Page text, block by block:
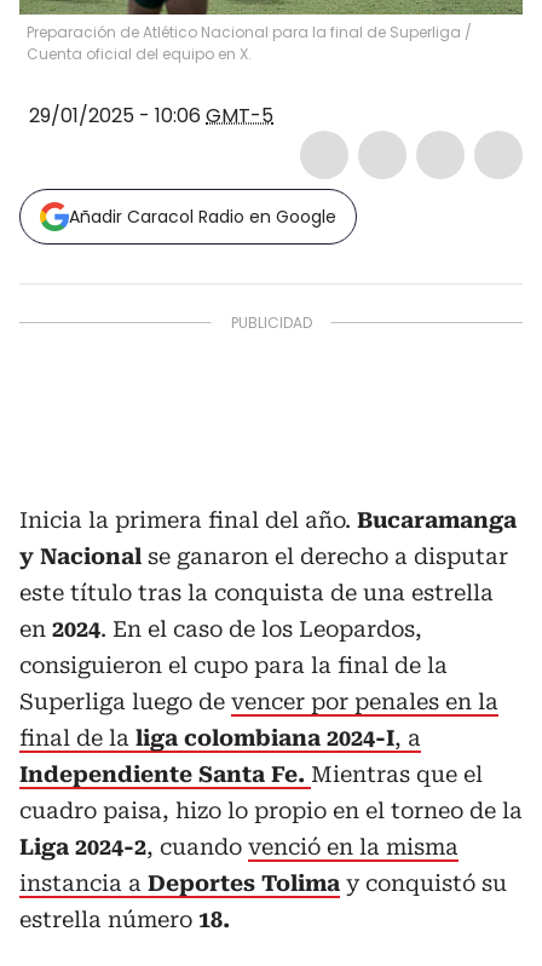
Preparación de Atlético Nacional para la final de Superliga /
Cuenta oficial del equipo en X.
29/01/2025 - 10:06 GMT-5
Añadir Caracol Radio en Google
Inicia la primera final del año. Bucaramanga
y Nacional se ganaron el derecho a disputar
este título tras la conquista de una estrella
en 2024. En el caso de los Leopardos,
consiguieron el cupo para la final de la
Superliga luego de vencer por penales en la
final de la liga colombiana 2024-I, a
Independiente Santa Fe. Mientras que el
cuadro paisa, hizo lo propio en el torneo de la
Liga 2024-2, cuando venció en la misma
instancia a Deportes Tolima y conquistó su
estrella número 18.